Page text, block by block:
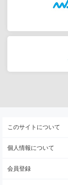
このサイトについて
個人情報について
会員登録